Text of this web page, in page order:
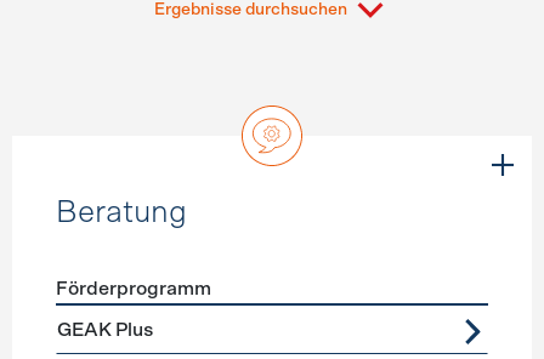
Ergebnisse durchsuchen
Beratung
Förderprogramme
Förderprogramm
GEAK Plus